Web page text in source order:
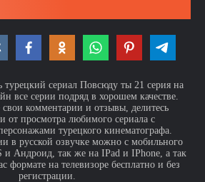
турецкий сериал Повсюду ты 21 серия на
все серии подряд в хорошем качестве.
комментарии и отзывы, делитесь
от просмотра любимого сериала с
турецкого кинематографа.
в русской озвучке можно с мобильного
и Андроид, так же на IPad и IPhone, а так
формате на телевизоре бесплатно и без
регистрации.